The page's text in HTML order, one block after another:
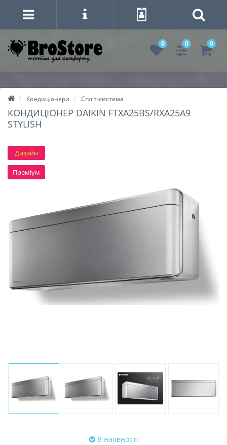
0 0 0
Кондиціонери Спліт-система
КОНДИЦІОНЕР DAIKIN FTXA25BS/RXA25A9
STYLISH
Дизайн
Преміум
В наявності